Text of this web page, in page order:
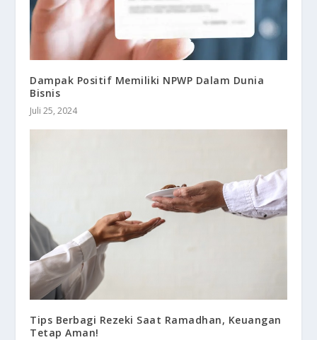
Dampak Positif Memiliki NPWP Dalam Dunia
Bisnis
Juli 25, 2024
Tips Berbagi Rezeki Saat Ramadhan, Keuangan
Tetap Aman!